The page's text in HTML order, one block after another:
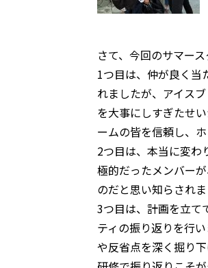
さて、今回のサマー
1つ目は、仲が良く当
れましたが、アイス
を大事にしすぎたせ
ームの皆を信頼し、
2つ目は、本当に変わ
極的だったメンバーが
のだと思い知らされま
3つ目は、計画を立て
ティの振り返りを行
や反省点を深く掘り